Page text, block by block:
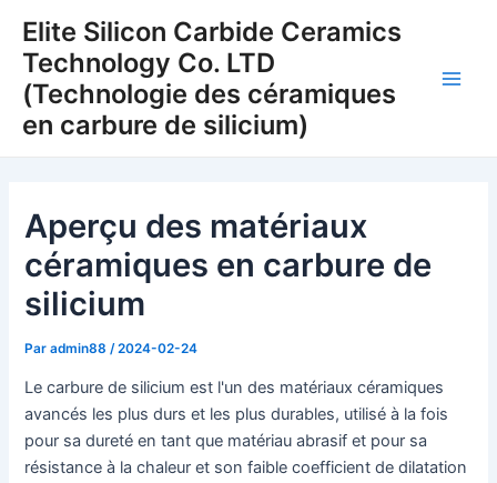
contenu
Elite Silicon Carbide Ceramics
Technology Co. LTD
(Technologie des céramiques
en carbure de silicium)
Aperçu des matériaux
céramiques en carbure de
silicium
Paradmin88/2024-02-24
Le carbure de silicium est l'un des matériaux céramiques
avancés les plus durs et les plus durables, utilisé à la fois
pour sa dureté en tant que matériau abrasif et pour sa
résistance à la chaleur et son faible coefficient de dilatation